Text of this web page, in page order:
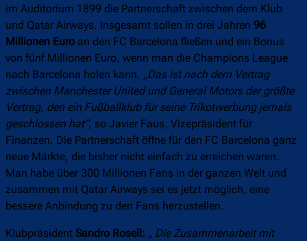
im Auditorium 1899 die Partnerschaft zwischen dem Klub
und Qatar Airways. Insgesamt sollen in drei Jahren 96
Millionen Euro an den FC Barcelona fließen und ein Bonus
von fünf Millionen Euro, wenn man die Champions League
nach Barcelona holen kann. „Das ist nach dem Vertrag
zwischen Manchester United und General Motors der größte
Vertrag, den ein Fußballklub für seine Trikotwerbung jemals
geschlossen hat“, so Javier Faus, Vizepräsident für
Finanzen. Die Partnerschaft öffne für den FC Barcelona ganz
neue Märkte, die bisher nicht einfach zu erreichen waren.
Man habe über 300 Millionen Fans in der ganzen Welt und
zusammen mit Qatar Airways sei es jetzt möglich, eine
bessere Anbindung zu den Fans herzustellen.
Klubpräsident Sandro Rosell: „ Die Zusammenarbeit mit